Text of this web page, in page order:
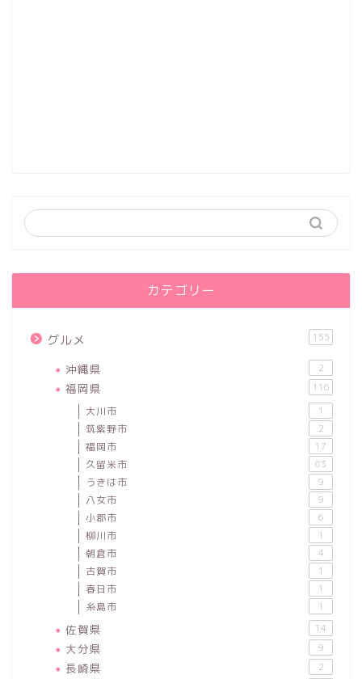
カテゴリー
グルメ 155
沖縄県 2
福岡県 116
大川市 1
筑紫野市 2
福岡市 17
久留米市 63
うきは市 9
八女市 9
小郡市 6
柳川市 1
朝倉市 4
古賀市 1
春日市 1
糸島市 1
佐賀県 14
大分県 9
長崎県 2